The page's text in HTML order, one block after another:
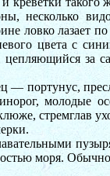
несколько
ловко
цвета с
за
портунус,
молодые
стремглав
моря. Обычно